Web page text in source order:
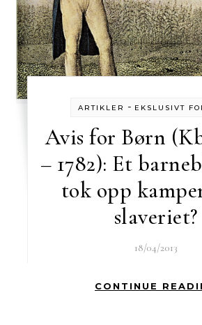
ARTIKLER - EKSLUSIVT
Avis for Børn
– 1782): Et
tok opp
slaveriet?
18/04/2013
CONTINUE